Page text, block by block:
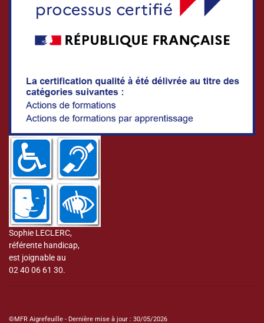
Sophie LECLERC,
référente handicap,
est joignable au
02 40 06 61 30.
©MFR Aigrefeuille - Dernière mise à jour : 30/05/2026